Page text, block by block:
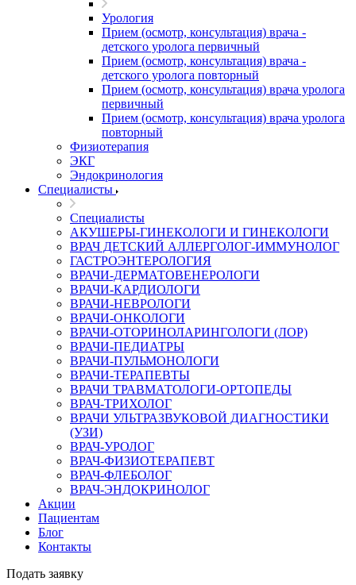
Урология
Прием (осмотр, консультация) врача -
детского уролога первичный
Прием (осмотр, консультация) врача -
детского уролога повторный
Прием (осмотр, консультация) врача уролога
первичный
Прием (осмотр, консультация) врача уролога
повторный
Физиотерапия
ЭКГ
Эндокринология
Специалисты
Специалисты
АКУШЕРЫ-ГИНЕКОЛОГИ И ГИНЕКОЛОГИ
ВРАЧ ДЕТСКИЙ АЛЛЕРГОЛОГ-ИММУНОЛОГ
ГАСТРОЭНТЕРОЛОГИЯ
ВРАЧИ-ДЕРМАТОВЕНЕРОЛОГИ
ВРАЧИ-КАРДИОЛОГИ
ВРАЧИ-НЕВРОЛОГИ
ВРАЧИ-ОНКОЛОГИ
ВРАЧИ-ОТОРИНОЛАРИНГОЛОГИ (ЛОР)
ВРАЧИ-ПЕДИАТРЫ
ВРАЧИ-ПУЛЬМОНОЛОГИ
ВРАЧИ-ТЕРАПЕВТЫ
ВРАЧИ ТРАВМАТОЛОГИ-ОРТОПЕДЫ
ВРАЧ-ТРИХОЛОГ
ВРАЧИ УЛЬТРАЗВУКОВОЙ ДИАГНОСТИКИ
(УЗИ)
ВРАЧ-УРОЛОГ
ВРАЧ-ФИЗИОТЕРАПЕВТ
ВРАЧ-ФЛЕБОЛОГ
ВРАЧ-ЭНДОКРИНОЛОГ
Акции
Пациентам
Блог
Контакты
Подать заявку